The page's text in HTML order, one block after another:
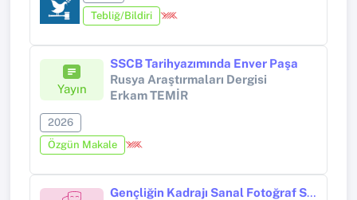
Tebliğ/Bildiri
Yayın
SSCB Tarihyazımında Enver Paşa
Rusya Araştırmaları Dergisi
Erkam TEMİR
2026
Özgün Makale
Gençliğin Kadrajı Sanal Fotoğraf Sergisi